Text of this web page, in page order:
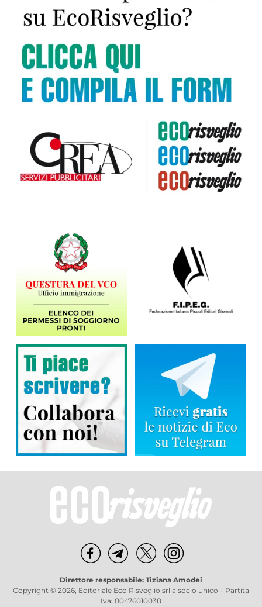
Direttore responsabile: Tiziana Amodei
Copyright © 2026, Editoriale Eco Risveglio srl a socio unico – Partita
Iva: 00476010038